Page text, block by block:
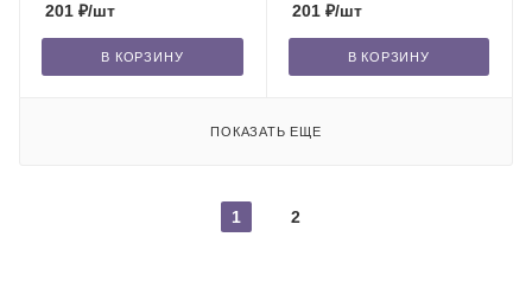
201 ₽/шт
В КОРЗИНУ
201₽/шт
В КОРЗИНУ
ПОКАЗАТЬ ЕЩЕ
1 2